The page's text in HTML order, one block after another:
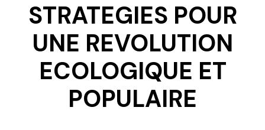
STRATEGIES POUR
UNE REVOLUTION
ECOLOGIQUE ET
POPULAIRE